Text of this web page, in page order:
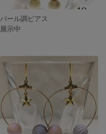
パール調ピアス
展示中